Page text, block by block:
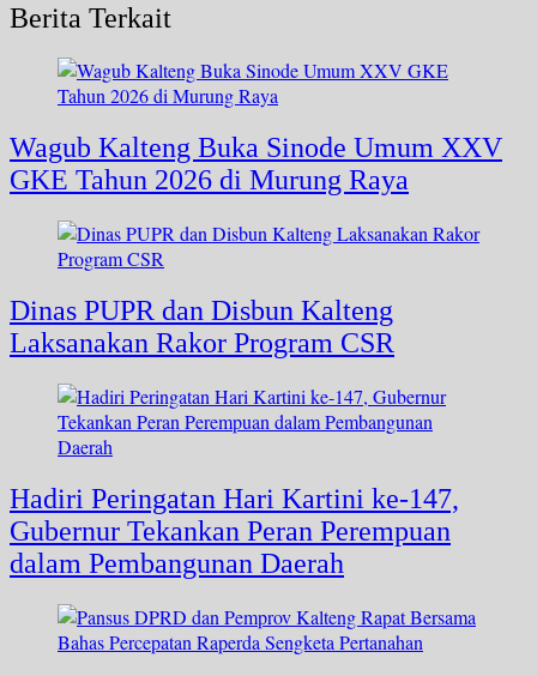
Berita Terkait
Wagub Kalteng Buka Sinode Umum XXV
GKE Tahun 2026 di Murung Raya
Dinas PUPR dan Disbun Kalteng
Laksanakan Rakor Program CSR
Hadiri Peringatan Hari Kartini ke-147,
Gubernur Tekankan Peran Perempuan
dalam Pembangunan Daerah